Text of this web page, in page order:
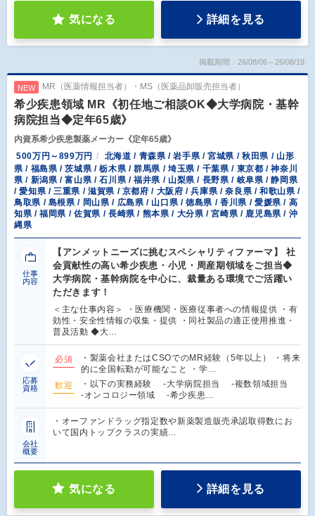
気になる 詳細を見る
掲載期間：26/08/06～26/08/19
NEW MR（医薬情報担当者）・MS（医薬品卸販売担当者）
希少疾患領域 MR《初任地ご相談OK◆大学病院・基幹
病院担当◆定年65歳》
内資系希少疾患製薬メーカー《定年65歳》
500万円～899万円
北海道 / 青森県 / 岩手県 / 宮城県 / 秋田県 / 山形
県 / 福島県 / 茨城県 / 栃木県 / 群馬県 / 埼玉県 / 千葉県 / 東京都 / 神奈川
県 / 新潟県 / 富山県 / 石川県 / 福井県 / 山梨県 / 長野県 / 岐阜県 / 静岡県
/ 愛知県 / 三重県 / 滋賀県 / 京都府 / 大阪府 / 兵庫県 / 奈良県 / 和歌山県 /
鳥取県 / 島根県 / 岡山県 / 広島県 / 山口県 / 徳島県 / 香川県 / 愛媛県 / 高
知県 / 福岡県 / 佐賀県 / 長崎県 / 熊本県 / 大分県 / 宮崎県 / 鹿児島県 / 沖
縄県
仕事
内容
【アンメットニーズに挑むスペシャリティファーマ】 社
会貢献性の高い希少疾患・小児・周産期領域をご担当◆
大学病院・基幹病院を中心に、裁量ある環境でご活躍い
ただきます！
＜主な仕事内容＞ ・医療機関・医療従事者への情報提供 ・有
効性・安全性情報の収集・提供 ・同社製品の適正使用推進・
普及活動 ◆大…
応募
資格
必須
・製薬会社またはCSOでのMR経験（5年以上） ・将来
的に全国転勤が可能なこと ・学…
歓迎
・以下の実務経験 ‐大学病院担当 ‐複数領域担当
‐オンコロジー領域 ‐希少疾患…
会社
概要
・オーファンドラッグ指定数や新薬製造販売承認取得数にお
いて国内トップクラスの実績…
気になる 詳細を見る